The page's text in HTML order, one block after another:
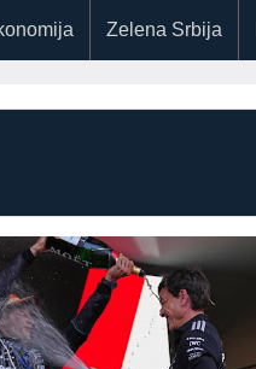
Zelena Srbija